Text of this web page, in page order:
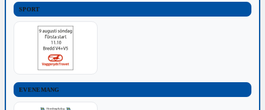
SPORT
EVENEMANG